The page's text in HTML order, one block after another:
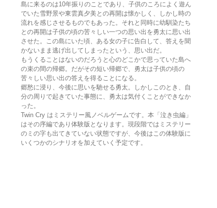
島に来るのは10年振りのことであり、子供のころによく遊ん
でいた雪野景や東雲真夕美との再開は懐かしく、しかし時の
流れを感じさせるものでもあった。それと同時に幼馴染たち
との再開は子供の頃の苦々しい一つの思い出を勇太に思い出
させた。この島にいた頃、ある女の子に告白して、答えを聞
かないまま逃げ出してしまったという、思い出だ。
もうくることはないのだろうと心のどこかで思っていた島へ
の束の間の帰郷。だがその短い帰郷で、勇太は子供の頃の
苦々しい思い出の答えを得ることになる。
郷愁に浸り、今後に思いを馳せる勇太。しかしこのとき、自
分の周りで起きていた事態に、勇太は気付くことができなか
った。
Twin Cry はミステリー風ノベルゲームです。本「泣き虫編」
はその序編であり体験版となります。現段階ではミステリー
のミの字も出てきていない状態ですが、今後はこの体験版に
いくつかのシナリオを加えていく予定です。